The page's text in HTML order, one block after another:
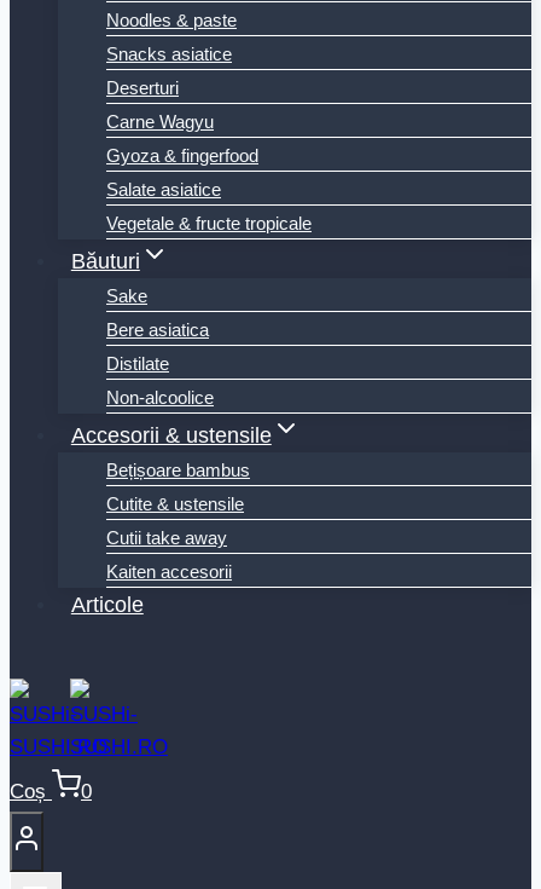
Noodles & paste
Snacks asiatice
Deserturi
Carne Wagyu
Gyoza & fingerfood
Salate asiatice
Vegetale & fructe tropicale
Băuturi
Sake
Bere asiatica
Distilate
Non-alcoolice
Accesorii & ustensile
Bețișoare bambus
Cutite & ustensile
Cutii take away
Kaiten accesorii
Articole
Coș 0